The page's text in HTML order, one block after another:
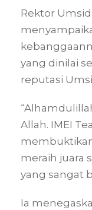
Rektor
yang dinilai
reputasi
Allah. IMEI
meraih juara
yang sangat
Ia